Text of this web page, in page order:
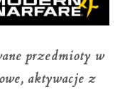
przedmioty w
aktywacje z